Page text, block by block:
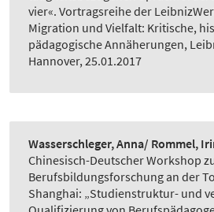
vier«. Vortragsreihe der
Migration und Vielfalt: Kritische,
pädagogische Annäherungen,
Hannover, 25.01.2017
Wasserschleger, Anna/ Rommel,
Chinesisch-Deutscher Workshop
Berufsbildungsforschung an der
Shanghai: „Studienstruktur- und